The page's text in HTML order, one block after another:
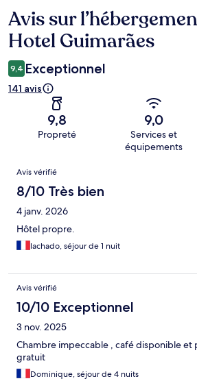
Avis
Avis sur
Hotel Guimarães
9,4 Exceptionnel
141 avis
9,8
Propreté
9,0
Services et
équipements
Avis
Avis vérifié
8/10 Très bien
4 janv. 2026
Hôtel propre.
lachado, séjour de 1 nuit
Avis vérifié
10/10 Exceptionnel
3 nov. 2025
Chambre impeccable , café disponible et
gratuit
Dominique, séjour de 4 nuits